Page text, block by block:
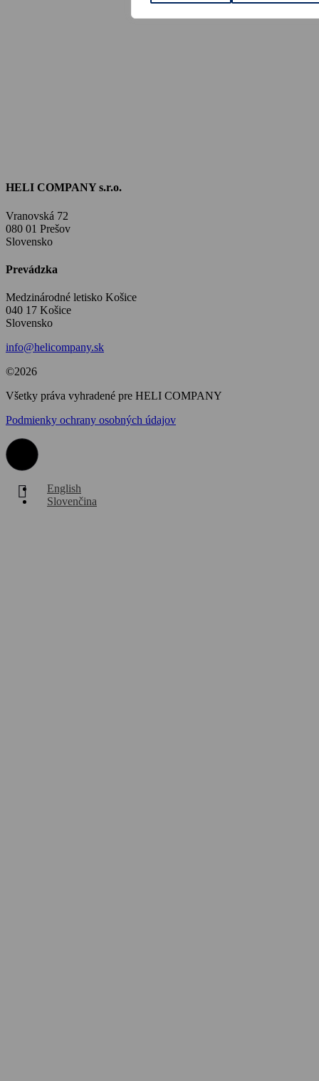
HELI COMPANY s.r.o.
Vranovská 72
080 01 Prešov
Slovensko
Prevádzka
Medzinárodné letisko Košice
040 17 Košice
Slovensko
info@helicompany.sk
©2026
Všetky práva vyhradené pre HELI COMPANY
Podmienky ochrany osobných údajov
English
Slovenčina